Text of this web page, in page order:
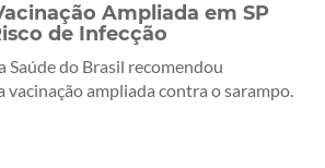
Ampliada em SP
de Infecção
do Brasil recomendou
vacinação ampliada contra o sarampo.